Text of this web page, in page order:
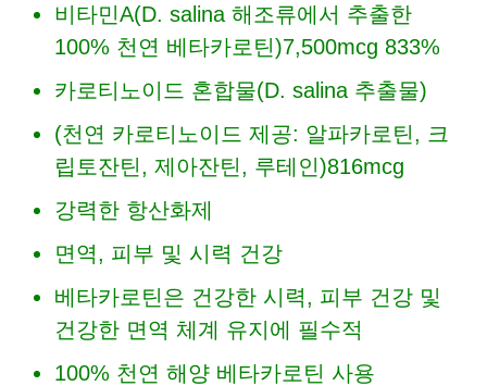
비타민A(D. salina 해조류에서 추출한
100% 천연 베타카로틴)7,500mcg 833%
카로티노이드 혼합물(D. salina 추출물)
(천연 카로티노이드 제공: 알파카로틴, 크
립토잔틴, 제아잔틴, 루테인)816mcg
강력한 항산화제
면역, 피부 및 시력 건강
베타카로틴은 건강한 시력, 피부 건강 및
건강한 면역 체계 유지에 필수적
100% 천연 해양 베타카로틴 사용